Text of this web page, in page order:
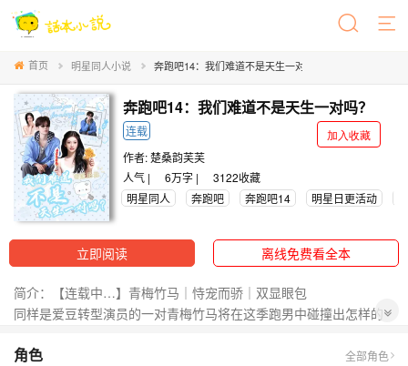
首页 明星同人小说 奔跑吧14：我们难道不是天生一对吗？
奔跑吧14：我们难道不是天生一对吗？
连载
加入收藏
作者:楚桑韵芙芙
人气 |
6万字 | 3122收藏
明星同人
奔跑吧 奔跑吧14 明星日更活动
立即阅读 离线免费看全本
简介：【连载中…】青梅竹马｜恃宠而骄｜双显眼包
同样是爱豆转型演员的一对青梅竹马将在这季跑男中碰撞出怎样的
青年影后提名者姜清念✖️新生代实力演员范丞丞
角色 全部角色